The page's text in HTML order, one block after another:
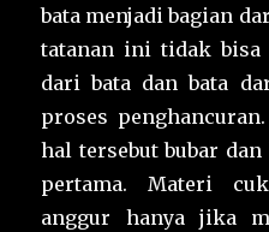
bata menjadi bagian
tatanan ini tidak bisa
dari bata dan bata
proses
hal tersebut bubar
pertama. Materi
anggur hanya jika